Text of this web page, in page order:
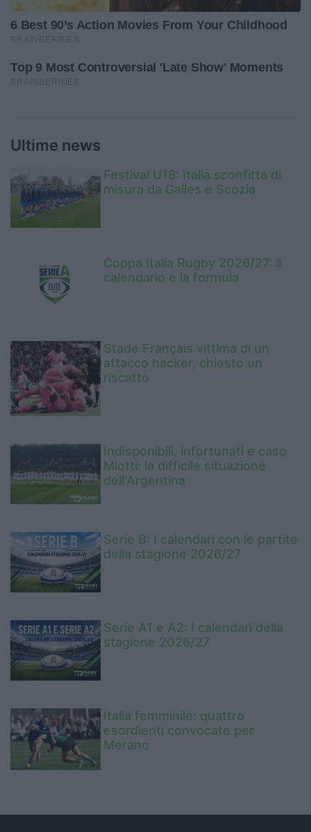
Ultime news
Festival U18: Italia sconfitta di
misura da Galles e Scozia
Coppa Italia Rugby 2026/27: il
calendario e la formula
Stade Français vittima di un
attacco hacker, chiesto un
riscatto
Indisponibili, infortunati e caso
Miotti: la difficile situazione
dell'Argentina
Serie B: I calendari con le partite
della stagione 2026/27
Serie A1 e A2: I calendari della
stagione 2026/27
Italia femminile: quattro
esordienti convocate per
Merano